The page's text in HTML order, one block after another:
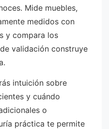
Mide muebles,
medidos con
y compara los
validación construye
intuición sobre
y cuándo
o
práctica te permite